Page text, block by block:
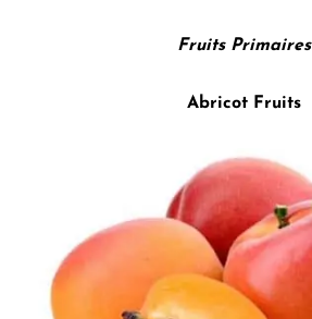
Fruits Primaires
Abricot Fruits